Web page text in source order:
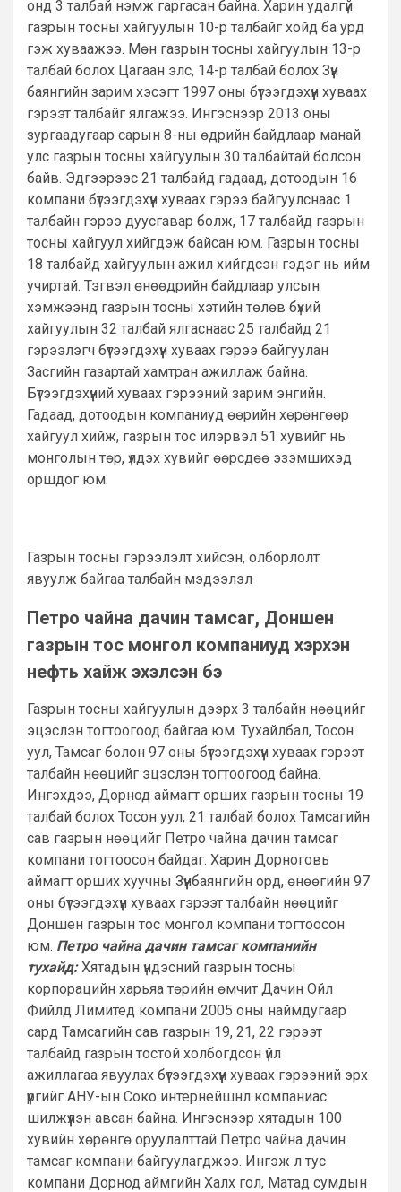
онд 3 талбай нэмж гаргасан байна. Харин удалгүй
газрын тосны хайгуулын 10-р талбайг хойд ба урд
гэж хуваажээ. Мөн газрын тосны хайгуулын 13-р
талбай болох Цагаан элс, 14-р талбай болох Зүүн
баянгийн зарим хэсэгт 1997 оны бүтээгдэхүүн хуваах
гэрээт талбайг ялгажээ. Ингэснээр 2013 оны
зургаадугаар сарын 8-ны өдрийн байдлаар манай
улс газрын тосны хайгуулын 30 талбайтай болсон
байв. Эдгээрээс 21 талбайд гадаад, дотоодын 16
компани бүтээгдэхүүн хуваах гэрээ байгуулснаас 1
талбайн гэрээ дуусгавар болж, 17 талбайд газрын
тосны хайгуул хийгдэж байсан юм. Газрын тосны
18 талбайд хайгуулын ажил хийгдсэн гэдэг нь ийм
учиртай. Тэгвэл өнөөдрийн байдлаар улсын
хэмжээнд газрын тосны хэтийн төлөв бүхий
хайгуулын 32 талбай ялгаснаас 25 талбайд 21
гэрээлэгч бүтээгдэхүүн хуваах гэрээ байгуулан
Засгийн газартай хамтран ажиллаж байна.
Бүтээгдэхүүний хуваах гэрээний зарим энгийн.
Гадаад, дотоодын компаниуд өөрийн хөрөнгөөр
хайгуул хийж, газрын тос илэрвэл 51 хувийг нь
монголын төр, үлдэх хувийг өөрсдөө эзэмшихэд
оршдог юм.
Газрын тосны гэрээлэлт хийсэн, олборлолт
явуулж байгаа талбайн мэдээлэл
Петро чайна дачин тамсаг, Доншен
газрын тос монгол компаниуд хэрхэн
нефть хайж эхэлсэн бэ
Газрын тосны хайгуулын дээрх 3 талбайн нөөцийг
эцэслэн тогтоогоод байгаа юм. Тухайлбал, Тосон
уул, Тамсаг болон 97 оны бүтээгдэхүүн хуваах гэрээт
талбайн нөөцийг эцэслэн тогтоогоод байна.
Ингэхдээ, Дорнод аймагт орших газрын тосны 19
талбай болох Тосон уул, 21 талбай болох Тамсагийн
сав газрын нөөцийг Петро чайна дачин тамсаг
компани тогтоосон байдаг. Харин Дорноговь
аймагт орших хуучны Зүүнбаянгийн орд, өнөөгийн 97
оны бүтээгдэхүүн хуваах гэрээт талбайн нөөцийг
Доншен газрын тос монгол компани тогтоосон
юм. Петро чайна дачин тамсаг компанийн
тухайд:Хятадын үндэсний газрын тосны
корпорацийн харьяа төрийн өмчит Дачин Ойл
Фийлд Лимитед компани 2005 оны наймдугаар
сард Тамсагийн сав газрын 19, 21, 22 гэрээт
талбайд газрын тостой холбогдсон үйл
ажиллагаа явуулах бүтээгдэхүүн хуваах гэрээний эрх
үүргийг АНУ-ын Соко интернейшнл компаниас
шилжүүлэн авсан байна. Ингэснээр хятадын 100
хувийн хөрөнгө оруулалттай Петро чайна дачин
тамсаг компани байгуулагджээ. Ингэж л тус
компани Дорнод аймгийн Халх гол, Матад сумдын